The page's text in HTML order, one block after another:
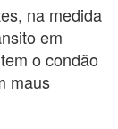
na medida
em
o condão
maus